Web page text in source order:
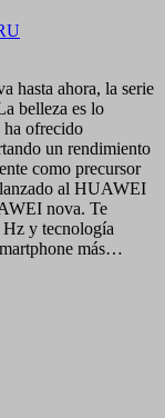
hasta ahora, la serie
belleza es lo
ha ofrecido
un rendimiento
como precursor
al HUAWEI
nova. Te
Hz y tecnología
más…